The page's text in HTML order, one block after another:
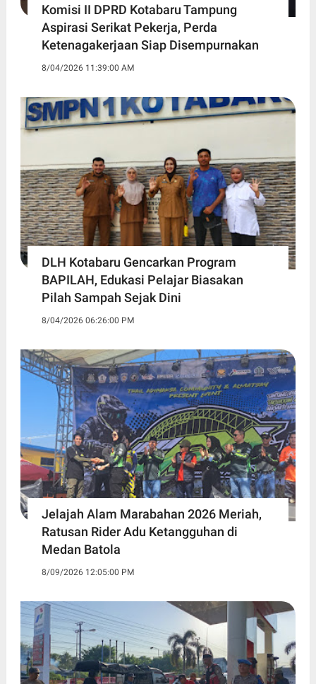
Komisi II DPRD Kotabaru Tampung
Aspirasi Serikat Pekerja, Perda
Ketenagakerjaan Siap Disempurnakan
8/04/2026 11:39:00 AM
DLH Kotabaru Gencarkan Program
BAPILAH, Edukasi Pelajar Biasakan
Pilah Sampah Sejak Dini
8/04/2026 06:26:00 PM
Jelajah Alam Marabahan 2026 Meriah,
Ratusan Rider Adu Ketangguhan di
Medan Batola
8/09/2026 12:05:00 PM